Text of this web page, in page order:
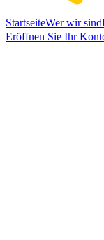
StartseiteWer wir sind
Eröffnen Sie Ihr